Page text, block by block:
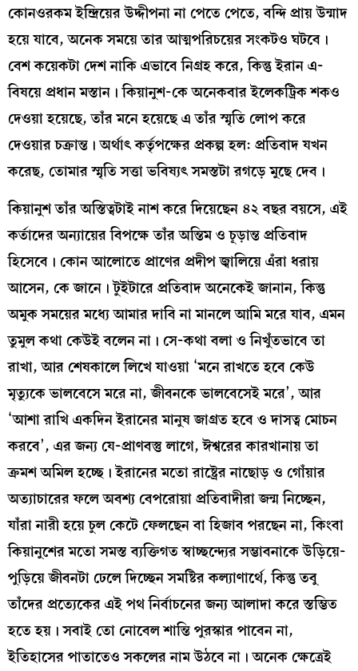
কোনওরকম ইন্দ্রিয়ের উদ্দীপনা না পেতে পেতে, বন্দি প্রায় উন্মাদ
হয়ে যাবে, অনেক সময়ে তার আত্মপরিচয়ের সংকটও ঘটবে।
বেশ কয়েকটা দেশ নাকি এভাবে নিগ্রহ করে, কিন্তু ইরান এ-
বিষয়ে প্রধান মস্তান। কিয়ানুশ-কে অনেকবার ইলেকট্রিক শকও
দেওয়া হয়েছে, তাঁর মনে হয়েছে এ তাঁর স্মৃতি লোপ করে
দেওয়ার চক্রান্ত। অর্থাৎ কর্তৃপক্ষের প্রকল্প হল: প্রতিবাদ যখন
করেছ, তোমার স্মৃতি সত্তা ভবিষ্যৎ সমস্তটা রগড়ে মুছে দেব।
কিয়ানুশ তাঁর অস্তিত্বটাই নাশ করে দিয়েছেন ৪২ বছর বয়সে, এই
কর্তাদের অন্যায়ের বিপক্ষে তাঁর অন্তিম ও চূড়ান্ত প্রতিবাদ
হিসেবে। কোন আলোতে প্রাণের প্রদীপ জ্বালিয়ে এঁরা ধরায়
আসেন, কে জানে। টুইটারে প্রতিবাদ অনেকেই জানান, কিন্তু
অমুক সময়ের মধ্যে আমার দাবি না মানলে আমি মরে যাব, এমন
তুমুল কথা কেউই বলেন না। সে-কথা বলা ও নিখুঁতভাবে তা
রাখা, আর শেষকালে লিখে যাওয়া ‘মনে রাখতে হবে কেউ
মৃত্যুকে ভালবেসে মরে না, জীবনকে ভালবেসেই মরে’, আর
‘আশা রাখি একদিন ইরানের মানুষ জাগ্রত হবে ও দাসত্ব মোচন
করবে’, এর জন্য যে-প্রাণবস্তু লাগে, ঈশ্বরের কারখানায় তা
ক্রমশ অমিল হচ্ছে। ইরানের মতো রাষ্ট্রের নাছোড় ও গোঁয়ার
অত্যাচারের ফলে অবশ্য বেপরোয়া প্রতিবাদীরা জন্ম নিচ্ছেন,
যাঁরা নারী হয়ে চুল কেটে ফেলছেন বা হিজাব পরছেন না, কিংবা
কিয়ানুশের মতো সমস্ত ব্যক্তিগত স্বাচ্ছন্দ্যের সম্ভাবনাকে উড়িয়ে-
পুড়িয়ে জীবনটা ঢেলে দিচ্ছেন সমষ্টির কল্যাণার্থে, কিন্তু তবু
তাঁদের প্রত্যেকের এই পথ নির্বাচনের জন্য আলাদা করে স্তম্ভিত
হতে হয়। সবাই তো নোবেল শান্তি পুরস্কার পাবেন না,
ইতিহাসের পাতাতেও সকলের নাম উঠবে না। অনেক ক্ষেত্রেই